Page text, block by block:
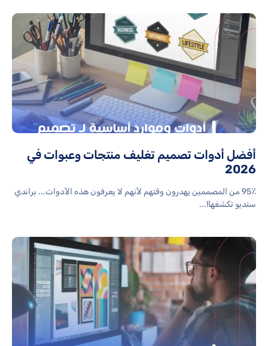
أفضل أدوات تصميم تغليف منتجات وعبوات في
2026
95٪ من المصممين يهدرون وقتهم لأنهم لا يعرفون هذه الأدوات... براندي
ستديو تكشفها!...